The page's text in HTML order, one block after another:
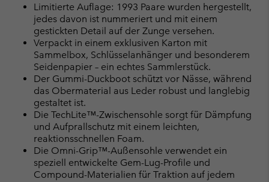
Limitierte Auflage: 1993 Paare wurden hergestellt,
jedes davon ist nummeriert und mit einem
gestickten Detail auf der Zunge versehen.
Verpackt in einem exklusiven Karton mit
Sammelbox, Schlüsselanhänger und besonderem
Seidenpapier – ein echtes Sammlerstück.
Der Gummi-Duckboot schützt vor Nässe, während
das Obermaterial aus Leder robust und langlebig
gestaltet ist.
Die TechLite™-Zwischensohle sorgt für Dämpfung
und Aufprallschutz mit einem leichten,
reaktionsschnellen Foam.
Die Omni-Grip™-Außensohle verwendet ein
speziell entwickelte Gem-Lug-Profile und
Compound-Materialien für Traktion auf jedem